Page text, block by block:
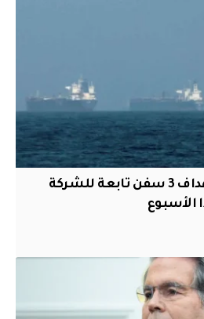
بترول أبوظبي: استهداف 3 سفن تابعة للشركة
الأسبوع